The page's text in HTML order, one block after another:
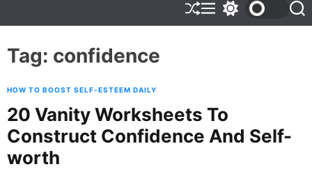
n
S
h
M
e
w
l
o
r
m
S
e
Tag: confidence
HOW TO BOOST SELF-ESTEEM DAILY
20 Vanity Worksheets To
Construct Confidence And Self-
worth